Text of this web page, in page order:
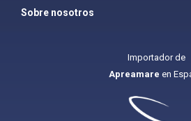
Sobre nosotros
Importador de
Apreamare en